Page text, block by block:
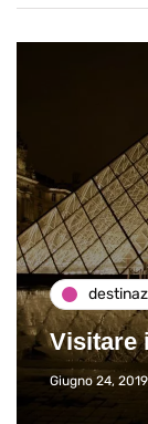
Visitare
Giugno 24, 2019